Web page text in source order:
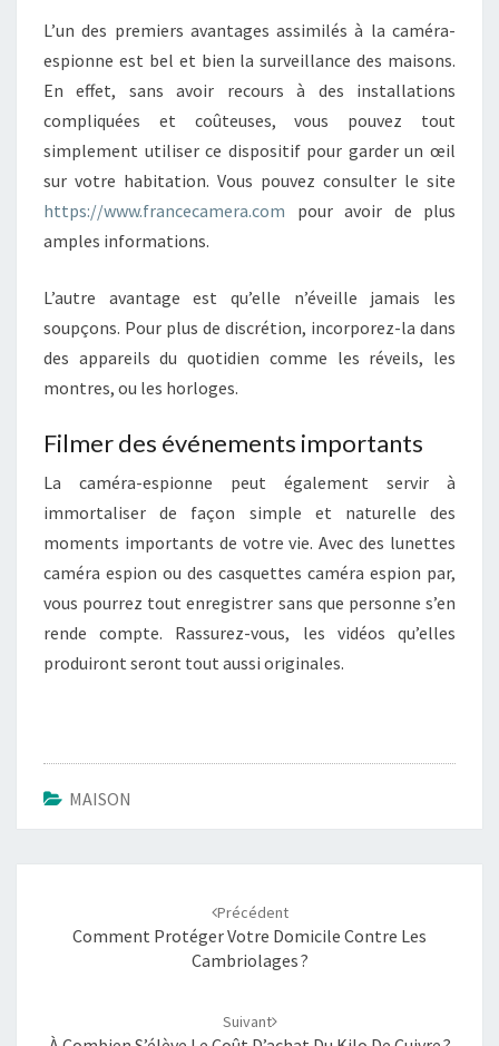
A
S
E
P
I
O
N
N
O
S
R
S
?
L’un des premiers avantages assimilés à la caméra-
espionne est bel et bien la surveillance des maisons.
En effet, sans avoir recours à des installations
compliquées et coûteuses, vous pouvez tout
simplement utiliser ce dispositif pour garder un œil
sur votre habitation. Vous pouvez consulter le site
https://www.francecamera.com pour avoir de plus
amples informations.
L’autre avantage est qu’elle n’éveille jamais les
soupçons. Pour plus de discrétion, incorporez-la dans
des appareils du quotidien comme les réveils, les
montres, ou les horloges.
Filmer des événements importants
La caméra-espionne peut également servir à
immortaliser de façon simple et naturelle des
moments importants de votre vie. Avec des lunettes
caméra espion ou des casquettes caméra espion par,
vous pourrez tout enregistrer sans que personne s’en
rende compte. Rassurez-vous, les vidéos qu’elles
produiront seront tout aussi originales.
MAISON
d'article
Précédent
Comment Protéger Votre Domicile Contre Les
Cambriolages ?
Suivant